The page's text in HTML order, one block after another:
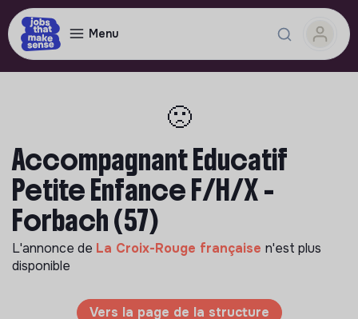
Menu
🙁
Accompagnant Educatif
Petite Enfance F/H/X -
Forbach (57)
L'annonce de La Croix-Rouge française n'est plus
disponible
Vers la page de la structure